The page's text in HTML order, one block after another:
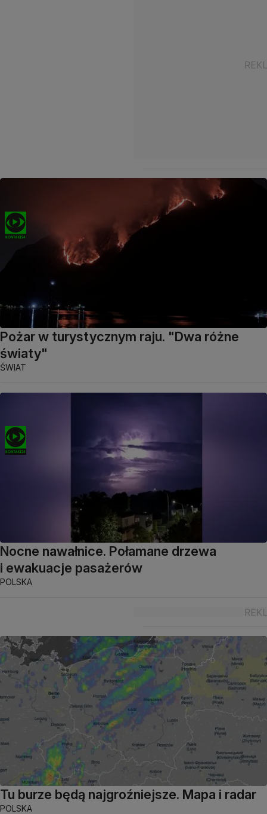
Pożar w turystycznym raju. "Dwa różne
światy"
ŚWIAT
Nocne nawałnice. Połamane drzewa
i ewakuacje pasażerów
POLSKA
Tu burze będą najgroźniejsze. Mapa i radar
POLSKA